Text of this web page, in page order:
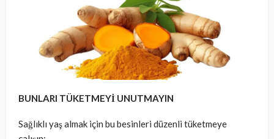
BUNLARI TÜKETMEYİ UNUTMAYIN
Sağlıklı yaş almak için bu besinleri düzenli tüketmeye